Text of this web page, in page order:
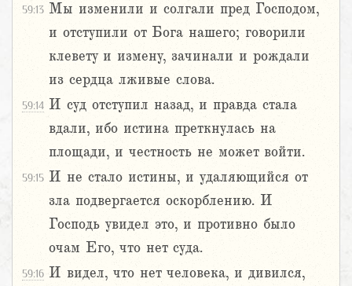
59:13 Мы изменили и солгали пред Господом,
и отступили от Бога нашего; говорили
клевету и измену, зачинали и рождали
из сердца лживые слова.
59:14 И суд отступил назад, и правда стала
вдали, ибо истина преткнулась на
площади, и честность не может войти.
59:15 И не стало истины, и удаляющийся от
зла подвергается оскорблению. И
Господь увидел это, и противно было
очам Его, что нет суда.
59:16 И видел, что нет человека, и дивился,